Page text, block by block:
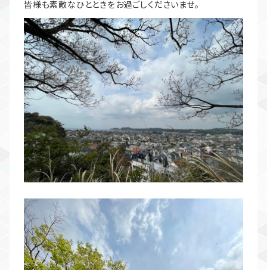
皆様も素敵なひとときをお過ごしくださいませ。